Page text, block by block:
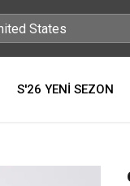
S'26 YENİ SEZON